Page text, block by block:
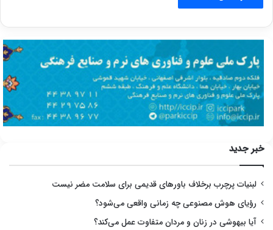
خبر جدید
لبنیات پرچرب برخلاف باورهای قدیمی برای سلامت مضر نیست
رؤیای هوش مصنوعی چه زمانی واقعی می‌شود؟
آیا بیهوشی در زنان و مردان متفاوت عمل می‌کند؟